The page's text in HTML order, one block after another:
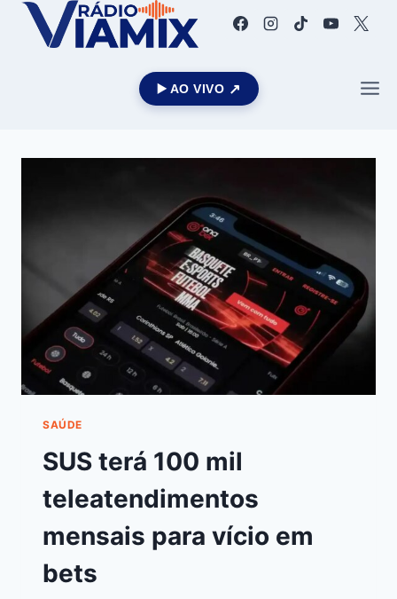
▶️ AO VIVO
SAÚDE
SUS terá 100 mil
teleatendimentos
mensais para vício em
bets